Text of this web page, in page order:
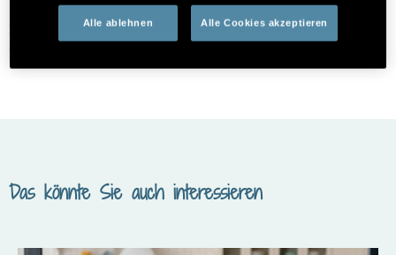
Ablauf einer Nierentransplantation
Das könnte Sie auch interessieren
Alle ablehnen Alle Cookies akzeptieren